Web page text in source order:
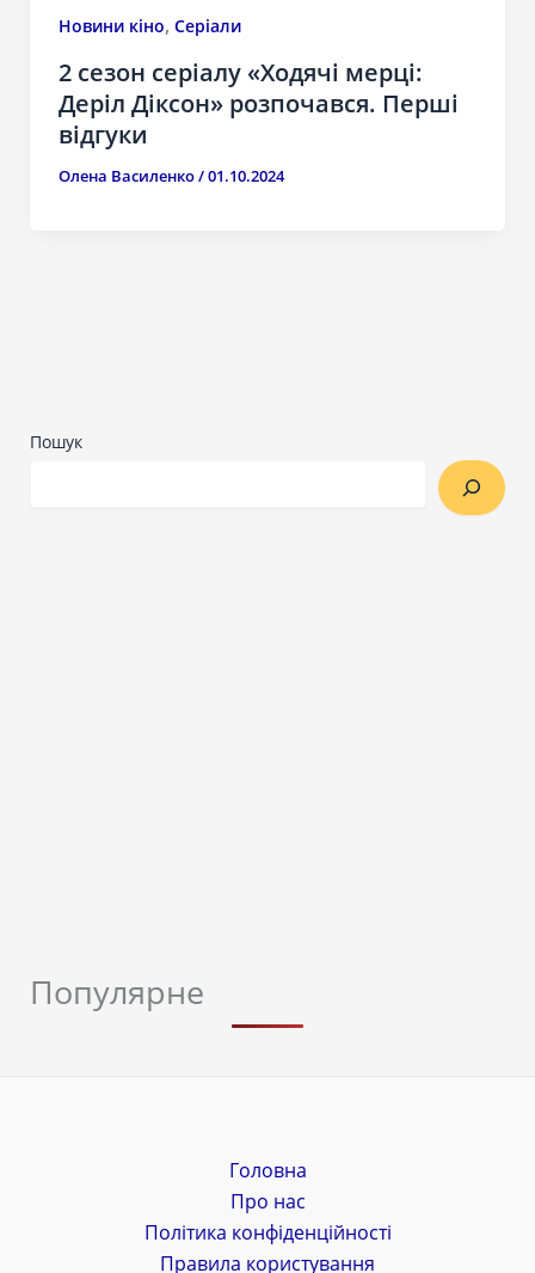
Новини кіно, Серіали
2 сезон серіалу «Ходячі мерці:
Деріл Діксон» розпочався. Перші
відгуки
Олена Василенко/01.10.2024
Пошук
Популярне
Головна
Про нас
Політика конфіденційності
Правила користування